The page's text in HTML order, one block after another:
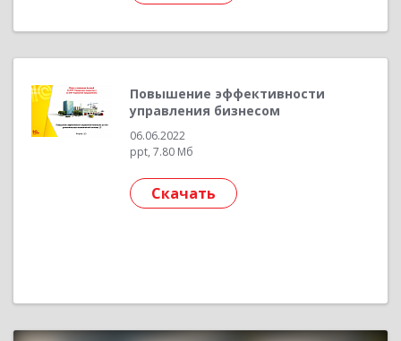
Повышение эффективности
управления бизнесом
06.06.2022
ppt, 7.80 Мб
Скачать